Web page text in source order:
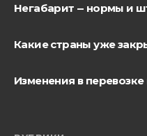
Негабарит — нормы и
Какие страны уже
Изменения в перевозке